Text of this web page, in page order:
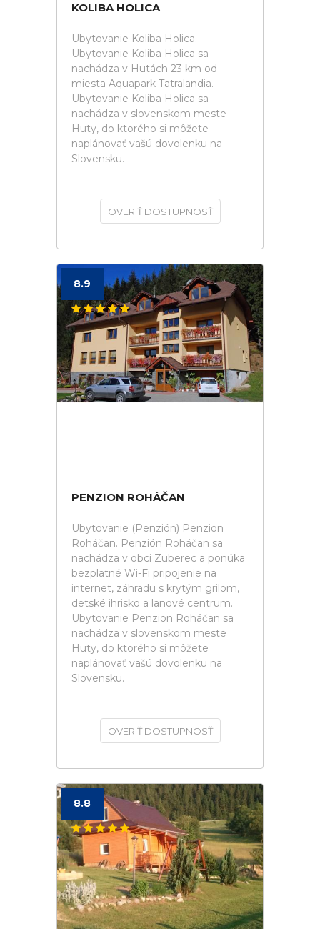
KOLIBA HOLICA
Ubytovanie Koliba Holica.
Ubytovanie Koliba Holica sa
nachádza v Hutách 23 km od
miesta Aquapark Tatralandia.
Ubytovanie Koliba Holica sa
nachádza v slovenskom meste
Huty, do ktorého si môžete
naplánovať vašú dovolenku na
Slovensku.
OVERIŤ DOSTUPNOSŤ
8.9
PENZION ROHÁČAN
Ubytovanie (Penzión) Penzion
Roháčan. Penzión Roháčan sa
nachádza v obci Zuberec a ponúka
bezplatné Wi-Fi pripojenie na
internet, záhradu s krytým grilom,
detské ihrisko a lanové centrum.
Ubytovanie Penzion Roháčan sa
nachádza v slovenskom meste
Huty, do ktorého si môžete
naplánovať vašú dovolenku na
Slovensku.
OVERIŤ DOSTUPNOSŤ
8.8